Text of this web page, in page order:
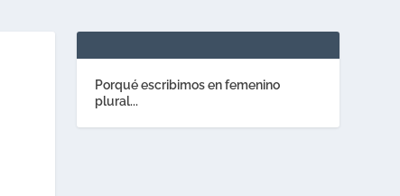
Porqué escribimos en femenino
plural...